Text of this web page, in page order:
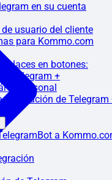
en su cuenta
usuario del cliente
para Kommo.com
en botones:
Telegram +
personal
integración de Telegram
a